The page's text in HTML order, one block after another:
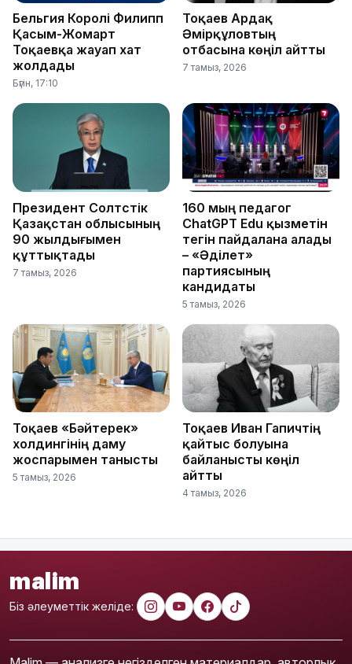
Бельгия Королі Филипп
Қасым-Жомарт
Тоқаевқа жауап хат
жолдады
Бүгін, 17:10
Тоқаев Ардақ
Әмірқұловтың
отбасына көңіл айтты
7 тамыз, 2026
Президент Солтүстік
Қазақстан облысының
90 жылдығымен
құттықтады
7 тамыз, 2026
160 мың педагог
ChatGPT Edu қызметін
тегін пайдалана алады
– «Әділет»
партиясының
кандидаты
5 тамыз, 2026
Тоқаев «Бәйтерек»
холдингінің даму
жоспарымен танысты
5 тамыз, 2026
Тоқаев Иван Гапичтің
қайтыс болуына
байланысты көңіл
айтты
4 тамыз, 2026
malim
Біз әлеуметтік желіде: